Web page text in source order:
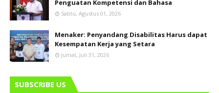
Penguatan Kompetensi dan Bahasa
Sabtu, Agustus 01, 2026
Menaker: Penyandang Disabilitas Harus dapat
Kesempatan Kerja yang Setara
Jumat, Juli 31, 2026
SUBSCRIBE US